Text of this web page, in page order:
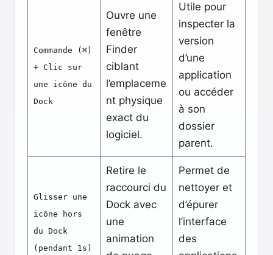
Commande (⌘)
+ Clic sur
une icône du
Dock
Ouvre une
fenêtre
Finder
ciblant
l’emplaceme
nt physique
exact du
logiciel.
Utile pour
inspecter la
version
d’une
application
ou accéder
à son
dossier
parent.
Glisser une
icône hors
du Dock
(pendant 1s)
Retire le
raccourci du
Dock avec
une
animation
Permet de
nettoyer et
d’épurer
l’interface
des